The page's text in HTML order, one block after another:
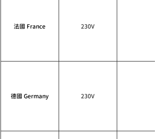
法國 France 230V
德國 Germany 230V